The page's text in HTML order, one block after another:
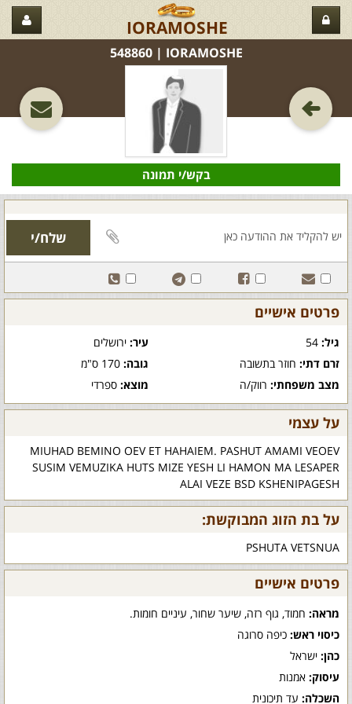
IORAMOSHE
IORAMOSHE‏ | 548860
בקש/י תמונה
פרטים אישיים
גיל: עיר:ירושלים
זרם דתי: חוזר בתשובה גובה:170 ס"מ
מצב משפחתי: רווק/ה מוצא:ספרדי
על עצמי
MIUHAD BEMINO OEV ET HAHAIEM. PASHUT AMAMI VEOEV
SUSIM VEMUZIKA HUTS MIZE YESH LI HAMON MA LESAPER
ALAI VEZE BSD KSHENIPAGESH
על בת הזוג המבוקשת:
PSHUTA VETSNUA
פרטים אישיים
מראה: חמוד, גוף רזה, שיער שחור, עיניים חומות.
כיסוי ראש: כיפה סרוגה
כהן: ישראל
עיסוק: אמנות
השכלה: עד תיכונית